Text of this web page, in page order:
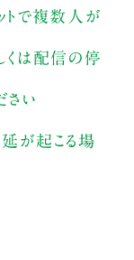
トで複数人が
くは配信の停
さい
が起こる場